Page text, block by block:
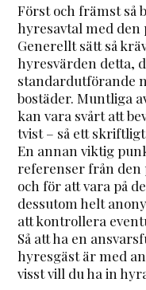
Först och främst så
hyresavtal med
Generellt sätt så
hyresvärden detta,
standardutförande
bostäder. Muntliga
kan vara svårt att
tvist – så ett
En annan viktig
referenser från den
och för att vara på
dessutom helt
att kontrollera
Så att ha en
hyresgäst är med
visst vill du ha in